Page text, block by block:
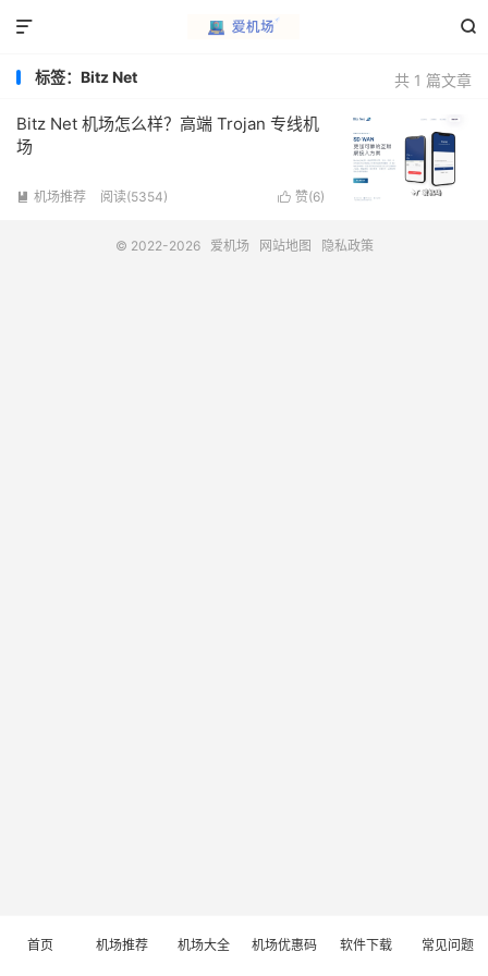


共 1 篇文章
标签：Bitz Net
Bitz Net 机场怎么样？高端 Trojan 专线机
场
 赞(6)
 机场推荐 阅读(5354)
© 2022-2026 爱机场 网站地图 隐私政策
首页 机场推荐 机场大全 机场优惠码 软件下载 常见问题